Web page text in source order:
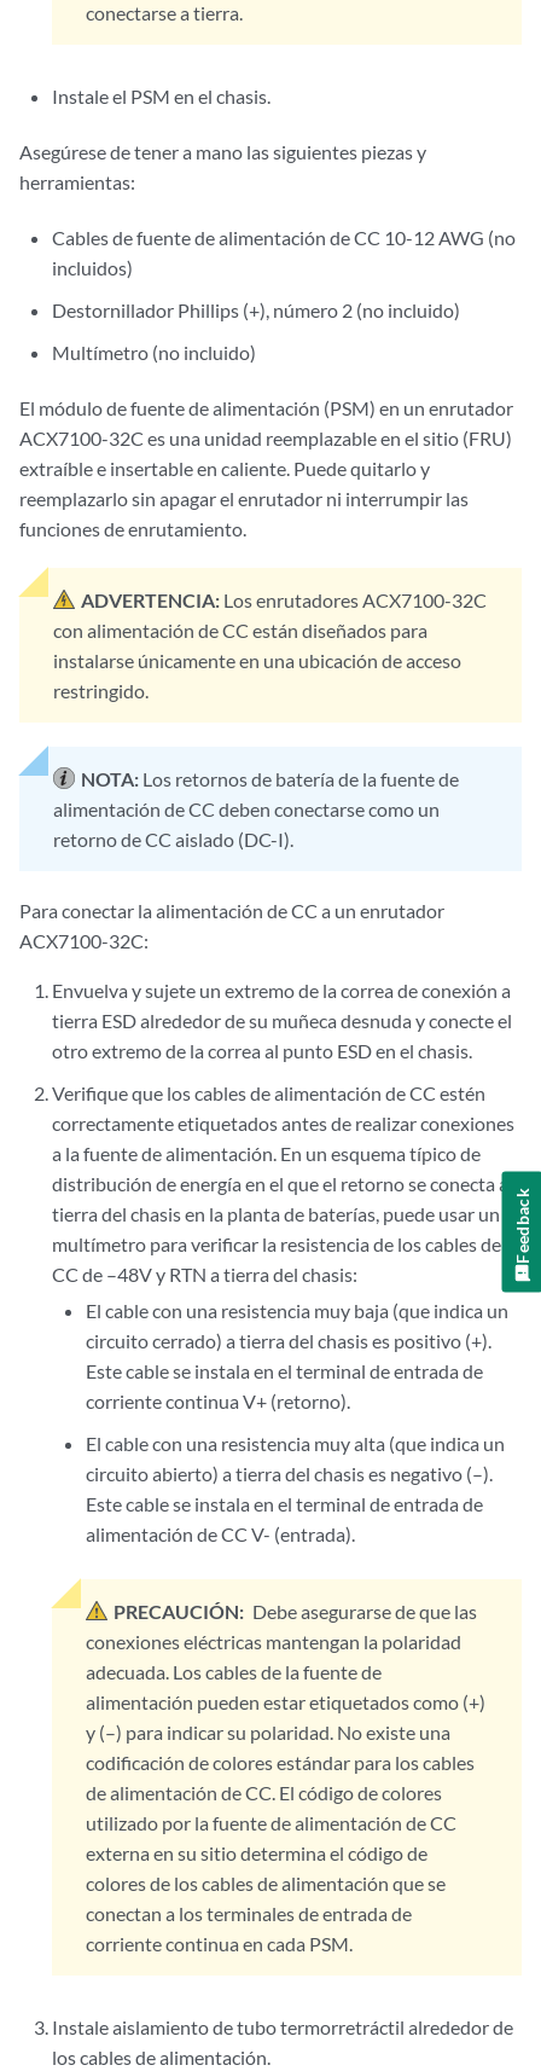
conectarse a tierra.
Instale el PSM en el chasis.
Asegúrese de tener a mano las siguientes piezas y
herramientas:
Cables de fuente de alimentación de CC 10-12 AWG (no
incluidos)
Destornillador Phillips (+), número 2 (no incluido)
Multímetro (no incluido)
El módulo de fuente de alimentación (PSM) en un enrutador
ACX7100-32C es una unidad reemplazable en el sitio (FRU)
extraíble e insertable en caliente. Puede quitarlo y
reemplazarlo sin apagar el enrutador ni interrumpir las
funciones de enrutamiento.
ADVERTENCIA: Los enrutadores ACX7100-32C
con alimentación de CC están diseñados para
instalarse únicamente en una ubicación de acceso
restringido.
NOTA: Los retornos de batería de la fuente de
alimentación de CC deben conectarse como un
retorno de CC aislado (DC-I).
Para conectar la alimentación de CC a un enrutador
ACX7100-32C:
Envuelva y sujete un extremo de la correa de conexión a
tierra ESD alrededor de su muñeca desnuda y conecte el
otro extremo de la correa al punto ESD en el chasis.
Verifique que los cables de alimentación de CC estén
correctamente etiquetados antes de realizar conexiones
a la fuente de alimentación. En un esquema típico de
distribución de energía en el que el retorno se conecta a
tierra del chasis en la planta de baterías, puede usar un
multímetro para verificar la resistencia de los cables de
CC de –48V y RTN a tierra del chasis:
El cable con una resistencia muy baja (que indica un
circuito cerrado) a tierra del chasis es positivo (+).
Este cable se instala en el terminal de entrada de
corriente continua V+ (retorno).
El cable con una resistencia muy alta (que indica un
circuito abierto) a tierra del chasis es negativo (–).
Este cable se instala en el terminal de entrada de
alimentación de CC V- (entrada).
PRECAUCIÓN: Debe asegurarse de que las
conexiones eléctricas mantengan la polaridad
adecuada. Los cables de la fuente de
alimentación pueden estar etiquetados como (+)
y (–) para indicar su polaridad. No existe una
codificación de colores estándar para los cables
de alimentación de CC. El código de colores
utilizado por la fuente de alimentación de CC
externa en su sitio determina el código de
colores de los cables de alimentación que se
conectan a los terminales de entrada de
corriente continua en cada PSM.
Instale aislamiento de tubo termorretráctil alrededor de
los cables de alimentación.
Feedback